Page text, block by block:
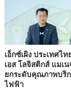
เอ็กซ์เผิง ประเทศไ
เอส โลจิสติกส์ แมเ
ยกระดับคุณภาพบริก
ไฟฟ้า